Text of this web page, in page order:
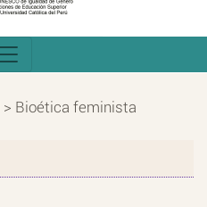
> Bioética feminista